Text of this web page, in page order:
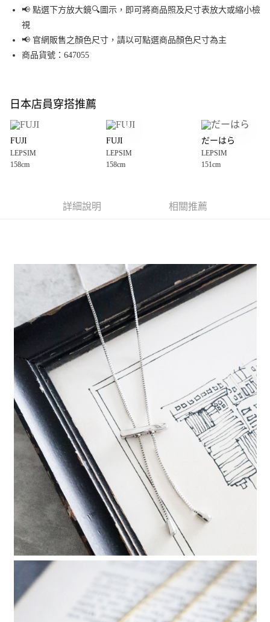
Apple Pay
街口支付
悠遊付
全盈+PAY
大哥付你分期
1.本服務由台灣大哥大提供，台灣大哥大用戶可立即使用無須另外申請。
2.付款方式選擇「大哥付你分期」，訂單成立後會自動跳轉到大哥付的交易
3.實際核准額度、可分期數及費用金額請依後續交易確認頁面所載為準。
4.訂單成立30分鐘內，如未前往確認交易或遇審核未通過，訂單將自動取
醒簡訊。
2.透過簡訊連結打開帳單後，可選擇「超商條碼／台灣大直營門市／銀行轉
帳／街口支付／iPASS MONEY」等通路繳費。
【注意事項】
1.本服務係由「台灣大哥大股份有限公司」（以下簡稱本公司）所提供，讓
用戶於交易時，得透過本服務購買商品或服務，並由商店將買賣／分期付款
買賣價金債權讓與本公司後，依約使用本公司帳單繳交帳款。
2.基於同意付款使用「大哥付你分期」之契約關係目的，商店將以您的個人
資料（包含姓名、電話或地址）提供予台灣大哥大進項蒐集、處理及利用，
由本公司與您本人進行分期帳單所需資料之確認、核對及更正。
3.完整用戶服務條款，請詳閱以下連結： https://oppay.tw/userRule
AFTEE先享後付
１．於結帳方式選擇「AFTEE先享後付」後，將跳轉至「AFTEE先享後付」
結帳頁面，進行簡訊認證並確認金額後，即可完成結帳。
２．訂單成立數日內，您將收到繳費通知簡訊。
３．收到繳費通知簡訊後14天內，點擊此簡訊中的連結，可透過四大超商／
ATM／網路銀行／等多元方式進行付款，方視為交易完成。
※ 請注意：結帳手續完成當下不需立刻繳費，但若您需要取消訂單，請聯絡
購買商品的店家。未經商家同意取消之訂單仍視為有效，需透過AFTEE先享
後付繳納相關費用。
※ 交易是否成功請以「AFTEE先享後付 」之結帳頁面顯示為準，若有關於
是否繳費成功／繳費後需取消欲退款等相關疑問，請聯繫「AFTEE先享後付
客戶支援中心」
https://netprotections.freshdesk.com/support/home
【注意事項】
１．透過由恩沛科技股份有限公司提供之「AFTEE先享後付」服務完成之交
易，需依本服務之必要範圍內提供個人資料，並將交易相關給付款項請求債
權轉讓予恩沛科技股份有限公司。
２．關於個人資料處理事宜，請瀏覽以下網址：
https://aftee.tw/terms/#terms3
３．未成年的使用者請事先徵得法定代理人或監護人之同意方可使用
「AFTEE先享後付」，若未經同意申辦者引起之損失，本公司不負相關責
４．使用「AFTEE先享後付」時，將依據個別帳號之用戶狀況，依本公司即
時審查核予不同之上限額度；若仍有額度不足之情形，本公司將視審查結果
請求用戶進行身份認證。
５．嚴禁一人註冊多個帳號或使用他人資訊註冊。若發現惡意使用之情形，
恩沛科技股份有限公司將有權停止該用戶之使用額度並採取法律行動。
每筆NT$80，滿NT$888(含以上)免運費
7-11 取貨付款
每筆NT$80，滿NT$1,500(含以上)免運費
每筆NT$80，滿NT$1,500(含以上)免運費
宅配
每筆NT$80，滿NT$1,500(含以上)免運費
📢 點選下方放大鏡🔍圖示，即可將商品照及尺寸表放大或縮小檢
視
📢 官網販售之顏色尺寸，請以可點選商品顏色尺寸為主
商品貨號：647055
日本店員穿搭推薦
FUJI
LEPSIM
158cm
FUJI
LEPSIM
158cm
だーはら
LEPSIM
151cm
詳細說明 相關推薦